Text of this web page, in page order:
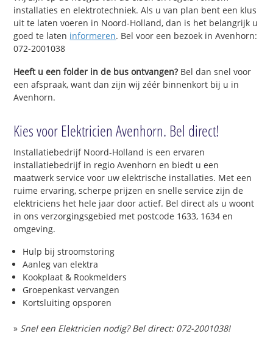
installaties en elektrotechniek. Als u van plan bent een klus
uit te laten voeren in Noord-Holland, dan is het belangrijk u
goed te laten informeren. Bel voor een bezoek in Avenhorn:
072-2001038
Heeft u een folder in de bus ontvangen?Bel dan snel voor
een afspraak, want dan zijn wij zéér binnenkort bij u in
Avenhorn.
Kies voor Elektricien Avenhorn. Bel direct!
Installatiebedrijf Noord-Holland is een ervaren
installatiebedrijf in regio Avenhorn en biedt u een
maatwerk service voor uw elektrische installaties. Met een
ruime ervaring, scherpe prijzen en snelle service zijn de
elektriciens het hele jaar door actief. Bel direct als u woont
in ons verzorgingsgebied met postcode 1633, 1634 en
omgeving.
Hulp bij stroomstoring
Aanleg van elektra
Kookplaat & Rookmelders
Groepenkast vervangen
Kortsluiting opsporen
» Snel een Elektricien nodig? Bel direct: 072-2001038!